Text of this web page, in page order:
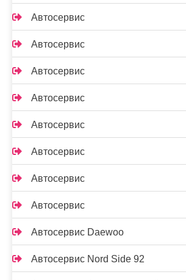
Автосервис
Автосервис
Автосервис
Автосервис
Автосервис
Автосервис
Автосервис
Автосервис
Автосервис Daewoo
Автосервис Nord Side 92